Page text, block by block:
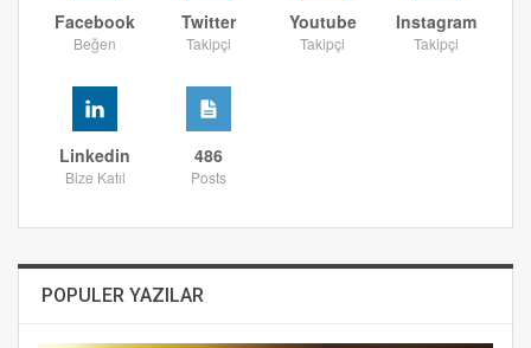
Facebook
Beğen
Twitter
Takipçi
Youtube
Takipçi
Instagram
Takipçi
Linkedin
Bize Katıl
486
Posts
POPULER YAZILAR